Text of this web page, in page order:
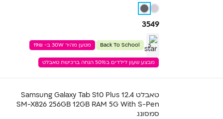
3549
5
Back To School מטען מהיר 30W ב- 19₪
מבצע שעון לילדים ב50% הנחה ברכישת טאבלט
טאבלט Samsung Galaxy Tab S10 Plus 12.4
SM-X826 256GB 12GB RAM 5G With S-Pen
סמסונג